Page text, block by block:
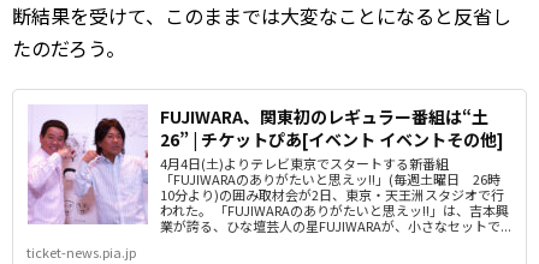
断結果を受けて、このままでは大変なことになると反省し
たのだろう。
FUJIWARA、関東初のレギュラー番組は“土
26” | チケットぴあ[イベント イベントその他]
4月4日(土)よりテレビ東京でスタートする新番組
「FUJIWARAのありがたいと思えッ!!」(毎週土曜日 26時
10分より)の囲み取材会が2日、東京・天王洲スタジオで行
われた。 「FUJIWARAのありがたいと思えッ!!」は、吉本興
業が誇る、ひな壇芸人の星FUJIWARAが、小さなセットで...
ticket-news.pia.jp